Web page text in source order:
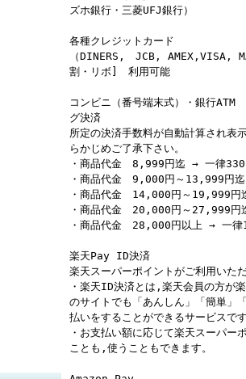
ズホ銀行・三菱UFJ銀行）
各種クレジットカード
（DINERS, JCB, AMEX,VISA,
割・リボ] 利用可能
コンビニ（番号端末式）・銀行ATM
グ決済
所定の決済手数料が自動計算され表
らかじめご了承下さい。
・商品代金 8,999円迄 → 一律330
・商品代金 9,000円～13,999円
・商品代金 14,000円～19,999円
・商品代金 20,000円～27,999円
・商品代金 28,000円以上 → 一律
楽天Pay ID決済
楽天スーパーポイントがご利用いただ
・楽天ID決済とは,楽天会員の方が
のサイトでも「あんしん」「簡単」
払いをすることができるサービスです
・お支払い額に応じて楽天スーパー
ことも,使うこともできます。